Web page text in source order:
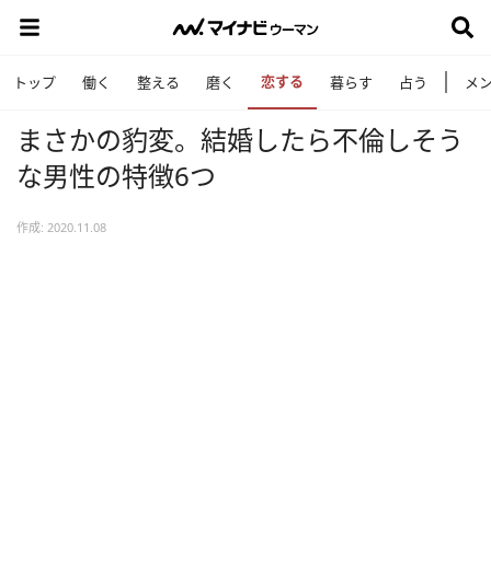
トップ 働く 整える 磨く 恋する 暮らす 占う メ
まさかの豹変。結婚したら不倫しそう
な男性の特徴6つ
作成: 2020.11.08